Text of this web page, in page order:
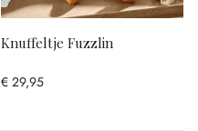
Knuffeltje Fuzzlin
€ 29,95